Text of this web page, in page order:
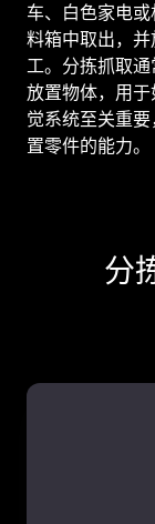
车、白色家电
料箱中取出，
工。分拣抓取
放置物体，用
觉系统至关重
置零件的能力。
分